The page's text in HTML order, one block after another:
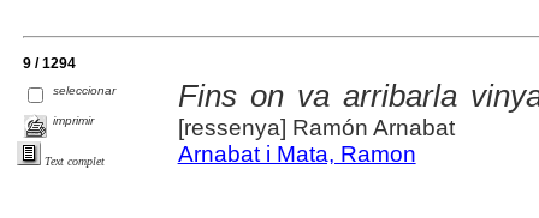
9 / 1294
seleccionar
imprimir
Text complet
Fins on va arribarla
[ressenya] Ramón Arnabat
Arnabat i Mata, Ramon